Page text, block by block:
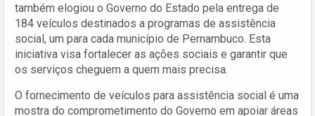
também elogiou o Governo do Estado pela entrega de
184 veículos destinados a programas de assistência
social, um para cada município de Pernambuco. Esta
iniciativa visa fortalecer as ações sociais e garantir que
os serviços cheguem a quem mais precisa.
O fornecimento de veículos para assistência social é uma
mostra do comprometimento do Governo em apoiar áreas